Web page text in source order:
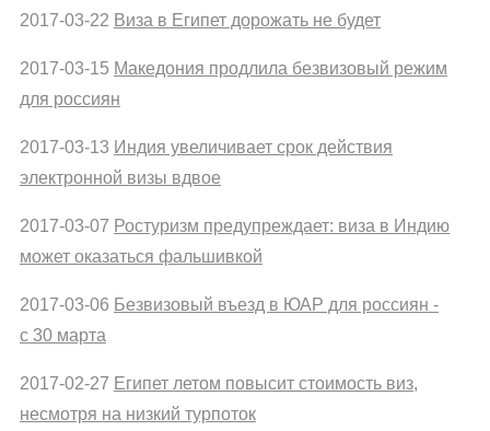
2017-03-22 Виза в Египет дорожать не будет
2017-03-15 Македония продлила безвизовый режим
для россиян
2017-03-13 Индия увеличивает срок действия
электронной визы вдвое
2017-03-07 Ростуризм предупреждает: виза в Индию
может оказаться фальшивкой
2017-03-06 Безвизовый въезд в ЮАР для россиян -
с 30 марта
2017-02-27 Египет летом повысит стоимость виз,
несмотря на низкий турпоток